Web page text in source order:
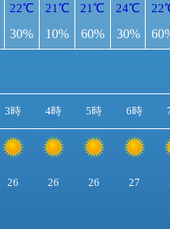
22℃
30%
21℃
10%
21℃
60%
24℃
30%
3時 4時 5時 6時
26 26 26 27